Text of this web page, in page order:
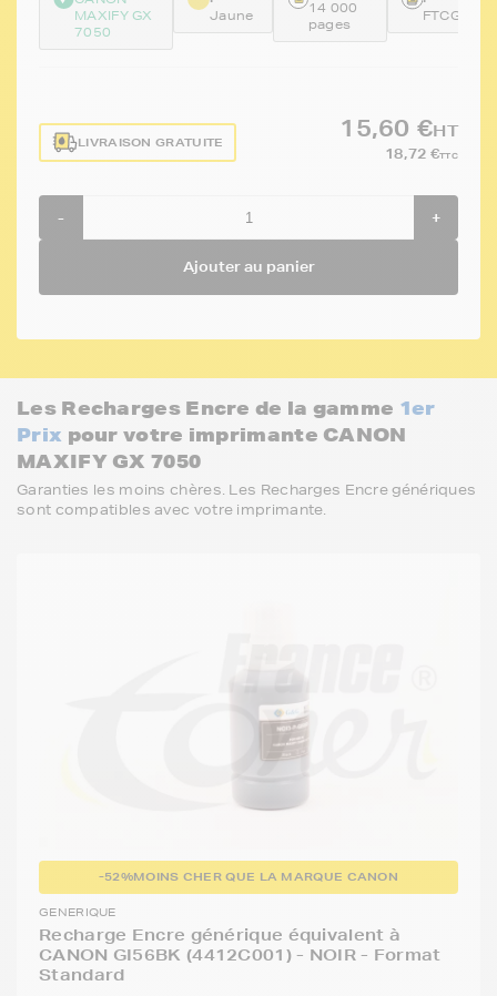
MAXIFY GX
7050
Jaune
14 000
pages
FTCGI56Y
LIVRAISON GRATUITE
15,60 €HT
18,72 €TTC
- +
Ajouter au panier
Les Recharges Encre de la gamme 1er
Prix pour votre imprimante CANON
MAXIFY GX 7050
Garanties les moins chères. Les Recharges Encre génériques
sont compatibles avec votre imprimante.
-52%MOINS CHER QUE LA MARQUE CANON
GENERIQUE
Recharge Encre générique équivalent à
CANON GI56BK (4412C001) - NOIR - Format
Standard